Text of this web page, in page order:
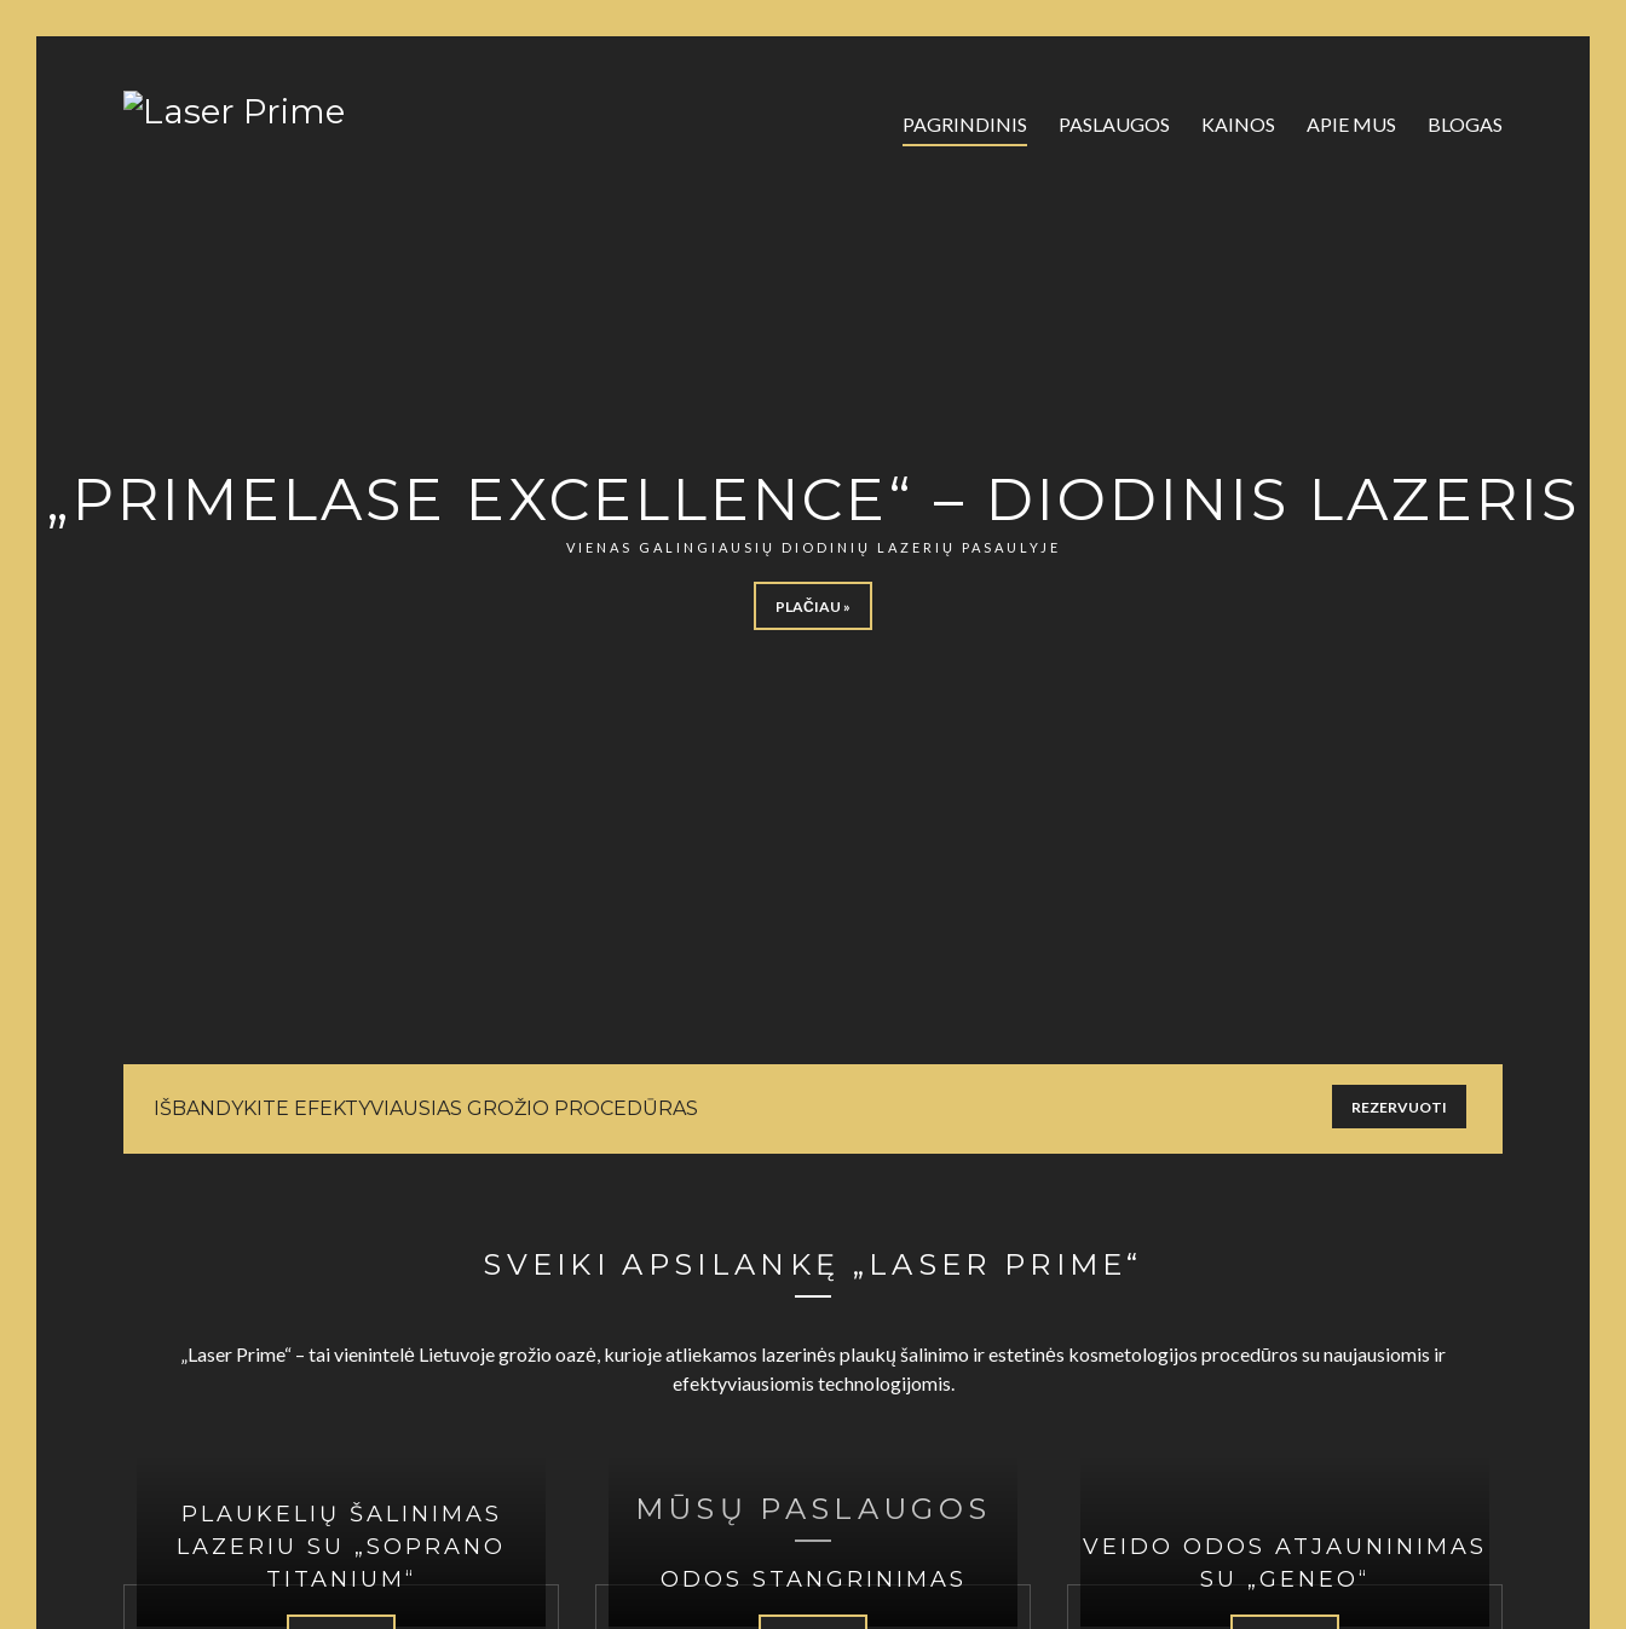
PAGRINDINIS PASLAUGOS KAINOS APIE MUS BLOGAS
„PRIMELASE EXCELLENCE“ – DIODINIS LAZERIS
VIENAS GALINGIAUSIŲ DIODINIŲ LAZERIŲ PASAULYJE
PLAČIAU »
IŠBANDYKITE EFEKTYVIAUSIAS GROŽIO PROCEDŪRAS REZERVUOTI
SVEIKI APSILANKĘ „LASER PRIME“
„Laser Prime“ – tai vienintelė Lietuvoje grožio oazė, kurioje atliekamos lazerinės plaukų šalinimo ir estetinės kosmetologijos procedūros su naujausiomis ir
efektyviausiomis technologijomis.
MŪSŲ PASLAUGOS
PLAUKELIŲ ŠALINIMAS
LAZERIU SU „SOPRANO
TITANIUM“
ODOS STANGRINIMAS
VEIDO ODOS ATJAUNINIMAS
SU „GENEO“